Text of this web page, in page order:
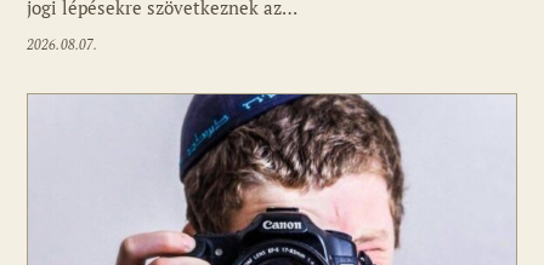
jogi lépésekre szövetkeznek az…
2026.08.07.